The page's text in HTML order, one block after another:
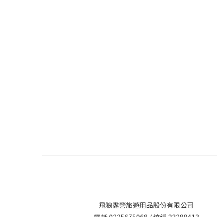
飛狼露營旅遊用品股份有限公司